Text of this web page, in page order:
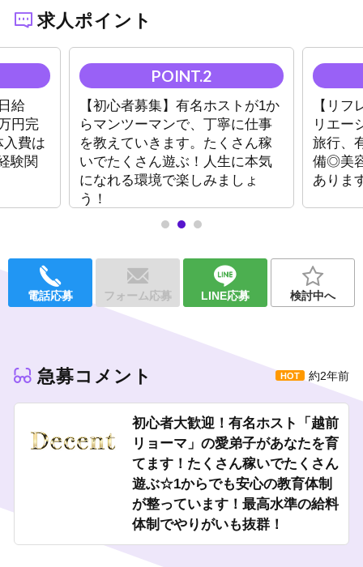
慣れるまではマニュアルをもとに1からマンツーマンで丁寧に教え
ていきます。
「やる気がある！」という方は、当店も全力でバックアップしま
すのでご安心ください！
＼今期入店者限定／
★最大日給50,000円
★支度準備金20万円完備
★売上100%バック
総売上50%～最大70%
皆勤、役職手当、住宅手当、家族支援など）
レクリエーション＆旅行企画あり！！
年2～3回のペースで従業員旅行を計画しています☆
どちらも完全無料！お店持ちなので、よくある積立金はありませ
☆仲の良さも様々な企画で親交を深めているからです!!
美容院、フォトスタジオ、美容整形クリニックなど...
・。・。・。・。・。・。・。
＼地方からでも大歓迎！／
寮完備＆寮費無料！！
直接お店に来れない方は写メ面接のあとにオンライン面接させて
いただきます。
お店に来れる方は入店したら最初の給料日に上京交通費支給いた
求人ポイント
給
円完
入費は
験関
【初心者募集】有名ホストが1か
らマンツーマンで、丁寧に仕事
を教えていきます。たくさん稼
いでたくさん遊ぶ！人生に本気
になれる環境で楽しみましょ
う！
【リ
リエー
旅行、
備◎美
ありま
電話応募 フォーム応募 LINE応募 検討中へ
急募コメント 約2年前
初心者大歓迎！有名ホスト「越前
リョーマ」の愛弟子があなたを育
てます！たくさん稼いでたくさん
遊ぶ☆1からでも安心の教育体制
が整っています！最高水準の給料
体制でやりがいも抜群！